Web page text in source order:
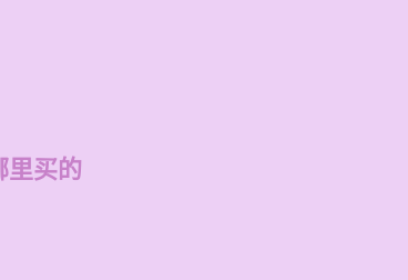
里买的